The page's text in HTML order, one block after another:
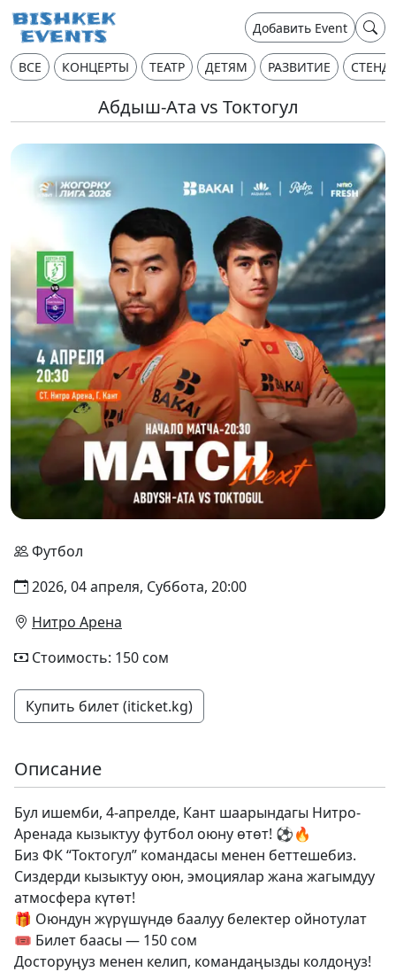
Добавить Event
ВСЕ КОНЦЕРТЫ ТЕАТР ДЕТЯМ РАЗВИТИЕ
Абдыш-Ата vs Токтогул
Футбол
2026, 04 апреля, Суббота, 20:00
Нитро Арена
Стоимость: 150 сом
Купить билет (iticket.kg)
Описание
Бул ишемби, 4-апрелде, Кант шаарындагы Нитро-
Аренада кызыктуу футбол оюну өтөт! ⚽🔥
Биз ФК “Токтогул” командасы менен беттешебиз.
Сиздерди кызыктуу оюн, эмоциялар жана жагымдуу
атмосфера күтөт!
🎁 Оюндун жүрүшүндө баалуу белектер ойнотулат
🎟 Билет баасы — 150 сом
Досторуңуз менен келип, командаңызды колдоңуз!